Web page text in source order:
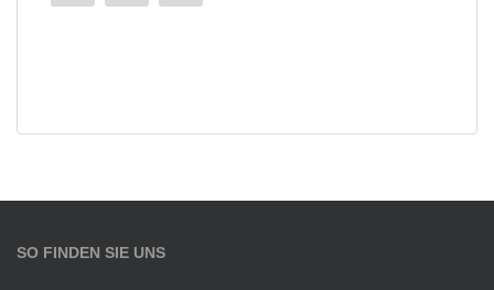
SO FINDEN SIE UNS